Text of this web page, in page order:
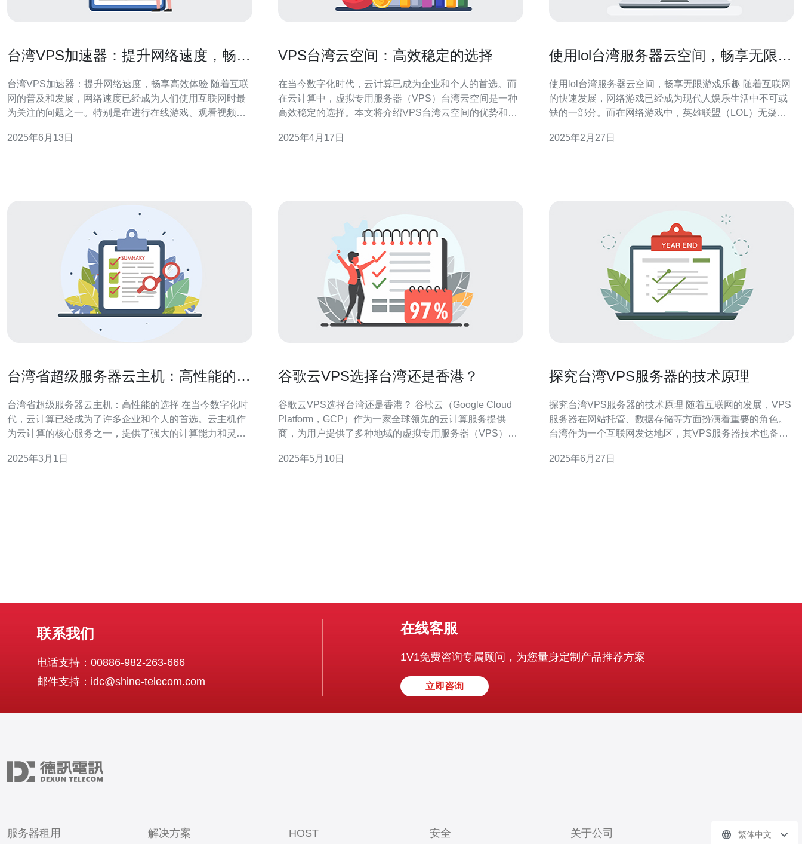
台湾VPS加速器：提升网络速度，畅享
台湾VPS加速器：提升网络速度，畅享高效体验 随着互联
网的普及和发展，网络速度已经成为人们使用互联网时最
为关注的问题之一。特别是在进行在线游戏、观看视频或
湾VPS加速器的出现，为用户提供了一种有效提升网络速
2025年6月13日
VPS台湾云空间：高效稳定的选择
在当今数字化时代，云计算已成为企业和个人的首选。而
在云计算中，虚拟专用服务器（VPS）台湾云空间是一种
高效稳定的选择。本文将介绍VPS台湾云空间的优势和适
1.1 高性能 VPS台湾云空间使用高性能的硬件资源，可以
2025年4月17日
使用lol台湾服务器云空间，畅享无限游
使用lol台湾服务器云空间，畅享无限游戏乐趣 随着互联网
的快速发展，网络游戏已经成为现代人娱乐生活中不可或
缺的一部分。而在网络游戏中，英雄联盟（LOL）无疑是
LOL台湾服务器云空间，可以让我们畅享无限游戏乐趣。
2025年2月27日
台湾省超级服务器云主机：高性能的选
台湾省超级服务器云主机：高性能的选择 在当今数字化时
代，云计算已经成为了许多企业和个人的首选。云主机作
为云计算的核心服务之一，提供了强大的计算能力和灵活
性能和稳定性，成为了高性能的首选。 台湾省超级服务器
2025年3月1日
谷歌云VPS选择台湾还是香港？
谷歌云VPS选择台湾还是香港？ 谷歌云（Google Cloud
Platform，GCP）作为一家全球领先的云计算服务提供
商，为用户提供了多种地域的虚拟专用服务器（VPS）选
自己的数据中心，用户在选择VPS时经常会面临一个选
2025年5月10日
探究台湾VPS服务器的技术原理
探究台湾VPS服务器的技术原理 随着互联网的发展，VPS
服务器在网站托管、数据存储等方面扮演着重要的角色。
台湾作为一个互联网发达地区，其VPS服务器技术也备受
更好地了解这一领域。 VPS服务器即虚拟专用服务器，是
2025年6月27日
联系我们
电话支持：00886-982-263-666
邮件支持：idc@shine-telecom.com
在线客服
1V1免费咨询专属顾问，为您量身定制产品推荐方案
立即咨询
服务器租用 解决方案 HOST 安全 关于公司 繁体中文